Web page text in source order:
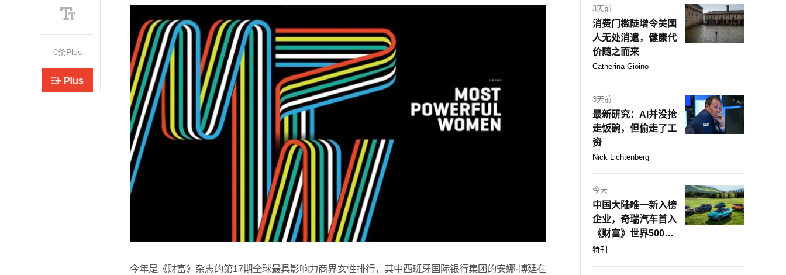
大号
0条Plus
今年是《财富》杂志的第17期全球最具影响力商界女性排行，其中西班牙国际银行集团的安娜·博廷在
消费门槛陡增令美国
人无处消遣，健康代
价随之而来
Catherina Gioino
3天前
最新研究：AI并没抢
走饭碗，但偷走了工
资
Nick Lichtenberg
3天前
中国大陆唯一新入榜
企业，奇瑞汽车首入
《财富》世界500
强！
特刊
今天